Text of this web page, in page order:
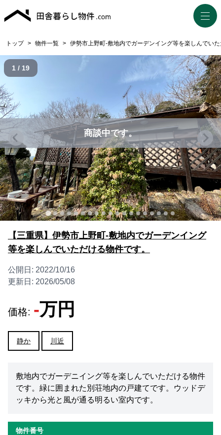
トップ > 物件一覧 > 伊勢市上野町-敷地内でガーデンイング等を楽しんでい
商談中です。
1 / 19
【三重県】伊勢市上野町-敷地内でガーデンイング
等を楽しんでいただける物件です。
公開日: 2022/10/16
更新日: 2026/05/08
価格: -万円
静か 川近
敷地内でガーデニイング等を楽しんでいただける物件
です。緑に囲まれた別荘地内の戸建てです。ウッドデ
ッキから光と風が通る明るい室内です。
物件番号